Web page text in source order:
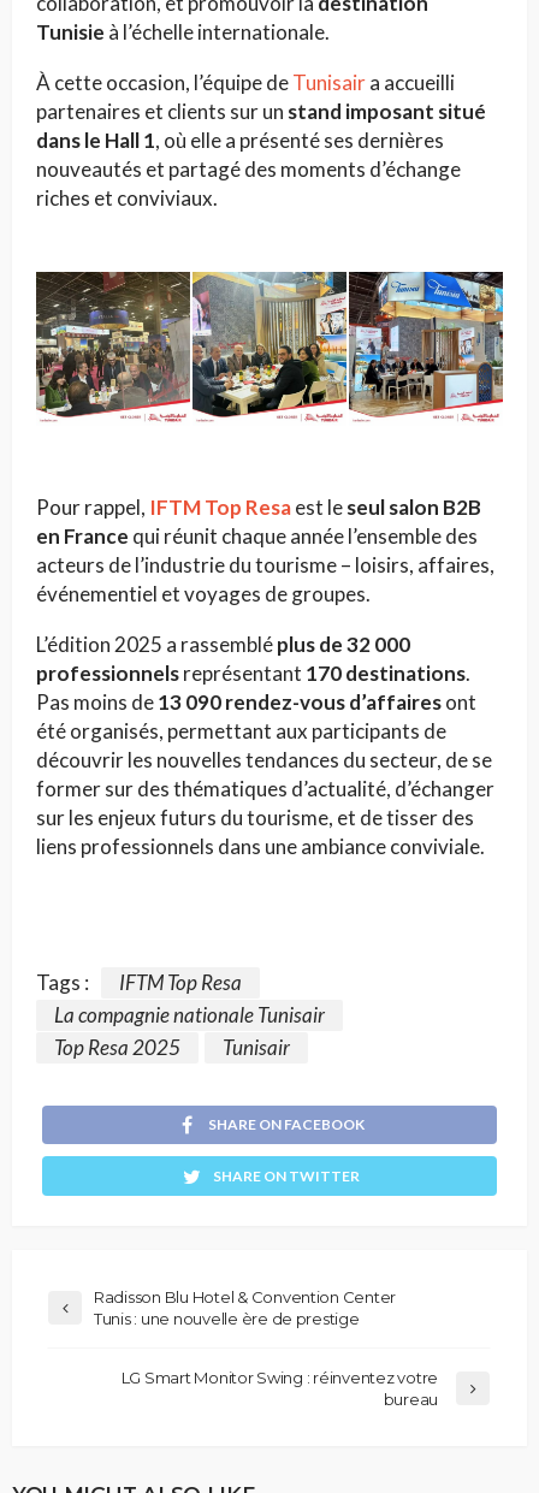
Tunisie à l’échelle internationale.
À cette occasion, l’équipe deTunisaira accueilli
partenaires et clients sur un stand imposant situé
dans le Hall 1, où elle a présenté ses dernières
nouveautés et partagé des moments d’échange
riches et conviviaux.
Pour rappel, IFTM Top Resaest leseul salon B2B
en France qui réunit chaque année l’ensemble des
acteurs de l’industrie du tourisme – loisirs, affaires,
événementiel et voyages de groupes.
L’édition 2025 a rassembléplus de 32 000
professionnelsreprésentant 170 destinations.
Pas moins de13 090 rendez-vous d’affairesont
été organisés, permettant aux participants de
découvrir les nouvelles tendances du secteur, de se
former sur des thématiques d’actualité, d’échanger
sur les enjeux futurs du tourisme, et de tisser des
liens professionnels dans une ambiance conviviale.
Tags :
IFTM Top Resa
La compagnie nationale Tunisair
Top Resa 2025
Tunisair
SHARE ON FACEBOOK
SHARE ON TWITTER
Radisson Blu Hotel & Convention Center
Tunis : une nouvelle ère de prestige
LG Smart Monitor Swing : réinventez votre
bureau